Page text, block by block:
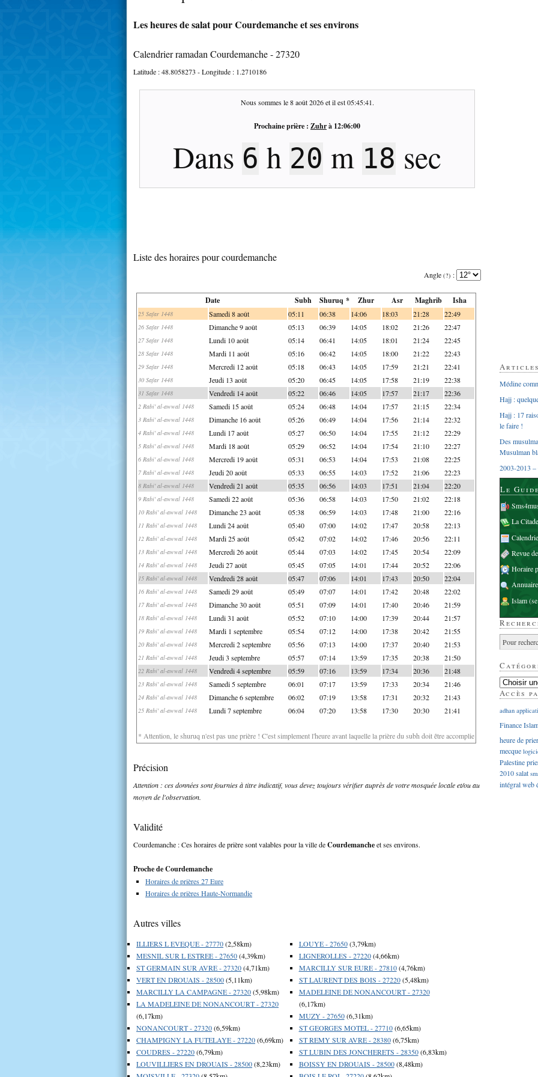
Les heures de salat pour Courdemanche et ses environs
Calendrier ramadan Courdemanche - 27320
Latitude :48.8058273 - Longitude : 1.2710186
Nous sommes le8 août 2026et il est05:45:42.
Prochaine prière : Zuhrà 12:06:00
Dans 6 h 20 m 17 sec
Liste des horaires pour courdemanche
Angle (?) :
Date Subh Shuruq * Zhur Asr Maghrib Isha
25 Safar 1448 Samedi 8 août 05:11 06:38 14:06 18:03 21:28 22:49
26 Safar 1448 Dimanche 9 août 05:13 06:39 14:05 18:02 21:26 22:47
27 Safar 1448 Lundi 10 août 05:14 06:41 14:05 18:01 21:24 22:45
28 Safar 1448 Mardi 11 août 05:16 06:42 14:05 18:00 21:22 22:43
29 Safar 1448 Mercredi 12 août 05:18 06:43 14:05 17:59 21:21 22:41
30 Safar 1448 Jeudi 13 août 05:20 06:45 14:05 17:58 21:19 22:38
31 Safar 1448 Vendredi 14 août 05:22 06:46 14:05 17:57 21:17 22:36
2 Rabi' al-awwal 1448 Samedi 15 août 05:24 06:48 14:04 17:57 21:15 22:34
3 Rabi' al-awwal 1448 Dimanche 16 août 05:26 06:49 14:04 17:56 21:14 22:32
4 Rabi' al-awwal 1448 Lundi 17 août 05:27 06:50 14:04 17:55 21:12 22:29
5 Rabi' al-awwal 1448 Mardi 18 août 05:29 06:52 14:04 17:54 21:10 22:27
6 Rabi' al-awwal 1448 Mercredi 19 août 05:31 06:53 14:04 17:53 21:08 22:25
7 Rabi' al-awwal 1448 Jeudi 20 août 05:33 06:55 14:03 17:52 21:06 22:23
8 Rabi' al-awwal 1448 Vendredi 21 août 05:35 06:56 14:03 17:51 21:04 22:20
9 Rabi' al-awwal 1448 Samedi 22 août 05:36 06:58 14:03 17:50 21:02 22:18
10 Rabi' al-awwal 1448 Dimanche 23 août 05:38 06:59 14:03 17:48 21:00 22:16
11 Rabi' al-awwal 1448 Lundi 24 août 05:40 07:00 14:02 17:47 20:58 22:13
12 Rabi' al-awwal 1448 Mardi 25 août 05:42 07:02 14:02 17:46 20:56 22:11
13 Rabi' al-awwal 1448 Mercredi 26 août 05:44 07:03 14:02 17:45 20:54 22:09
14 Rabi' al-awwal 1448 Jeudi 27 août 05:45 07:05 14:01 17:44 20:52 22:06
15 Rabi' al-awwal 1448 Vendredi 28 août 05:47 07:06 14:01 17:43 20:50 22:04
16 Rabi' al-awwal 1448 Samedi 29 août 05:49 07:07 14:01 17:42 20:48 22:02
17 Rabi' al-awwal 1448 Dimanche 30 août 05:51 07:09 14:01 17:40 20:46 21:59
18 Rabi' al-awwal 1448 Lundi 31 août 05:52 07:10 14:00 17:39 20:44 21:57
19 Rabi' al-awwal 1448 Mardi 1 septembre 05:54 07:12 14:00 17:38 20:42 21:55
20 Rabi' al-awwal 1448 Mercredi 2 septembre 05:56 07:13 14:00 17:37 20:40 21:53
21 Rabi' al-awwal 1448 Jeudi 3 septembre 05:57 07:14 13:59 17:35 20:38 21:50
22 Rabi' al-awwal 1448 Vendredi 4 septembre 05:59 07:16 13:59 17:34 20:36 21:48
23 Rabi' al-awwal 1448 Samedi 5 septembre 06:01 07:17 13:59 17:33 20:34 21:46
24 Rabi' al-awwal 1448 Dimanche 6 septembre 06:02 07:19 13:58 17:31 20:32 21:43
25 Rabi' al-awwal 1448 Lundi 7 septembre 06:04 07:20 13:58 17:30 20:30 21:41
* Attention, le shuruq n'est pas une prière ! C'est simplement l'heure avant laquelle la prière du subh doit être accomplie
Précision
Attention : ces données sont fournies à titre indicatif, vous devez toujours vérifier auprès de votre mosquée locale et/ou au
moyen de l'observation.
Validité
Courdemanche : Ces horaires de prière sont valables pour la ville deCourdemancheet ses environs.
Proche de Courdemanche
Horaires de prières 27 Eure
Horaires de prières Haute-Normandie
Autres villes
ILLIERS L EVEQUE - 27770(2,58km)
MESNIL SUR L ESTREE - 27650(4,39km)
ST GERMAIN SUR AVRE - 27320(4,71km)
VERT EN DROUAIS - 28500(5,11km)
MARCILLY LA CAMPAGNE - 27320(5,98km)
LA MADELEINE DE NONANCOURT - 27320
(6,17km)
NONANCOURT - 27320(6,59km)
CHAMPIGNY LA FUTELAYE - 27220(6,69km)
COUDRES - 27220(6,79km)
LOUVILLIERS EN DROUAIS - 28500(8,23km)
LOUYE - 27650(3,79km)
LIGNEROLLES - 27220(4,66km)
MARCILLY SUR EURE - 27810(4,76km)
ST LAURENT DES BOIS - 27220(5,48km)
MADELEINE DE NONANCOURT - 27320
(6,17km)
MUZY - 27650(6,31km)
ST GEORGES MOTEL - 27710(6,65km)
ST REMY SUR AVRE - 28380(6,75km)
ST LUBIN DES JONCHERETS - 28350(6,83km)
BOISSY EN DROUAIS - 28500(8,48km)
Médine
Hajj :
Hajj : 17
le faire !
Des
Musulman
2003-2013 –
Le
La
Revue
Horaire
Islam
Accès
adhan
Finance
heure de
mecque
Palestine
2010salat
intégralweb